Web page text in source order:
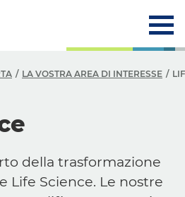
LA VOSTRA AREA DI INTERESSE
della trasformazione
Life Science. Le nostre